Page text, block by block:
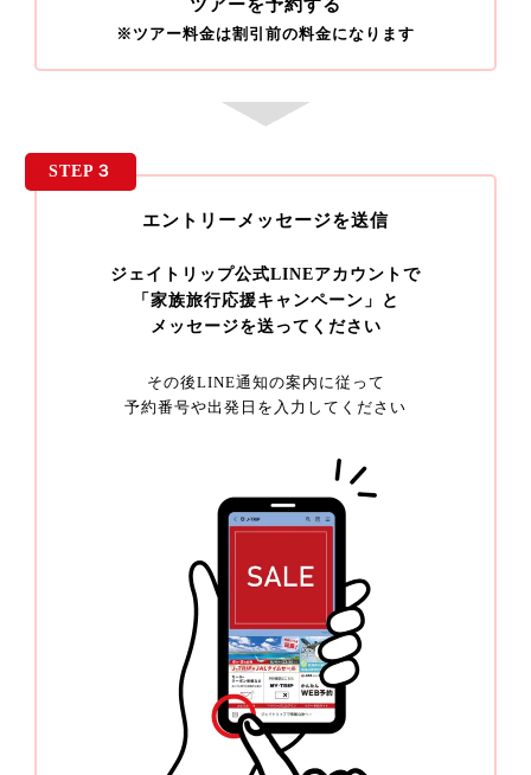
※ツアー料金は割引前の料金になります
STEP３
エントリーメッセージを送信
ジェイトリップ公式LINEアカウントで
「家族旅行応援キャンペーン」と
メッセージを送ってください
その後LINE通知の案内に従って
予約番号や出発日を入力してください